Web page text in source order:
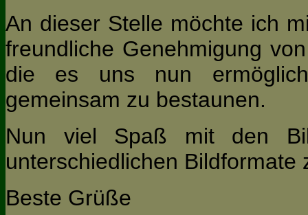
An dieser Stelle möchte ich
freundliche Genehmigung
die es uns nun
gemeinsam zu bestaunen.
Nun viel Spaß mit den
unterschiedlichen Bildformate
Beste Grüße